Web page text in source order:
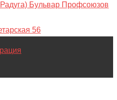
Бульвар Профсоюзов
56